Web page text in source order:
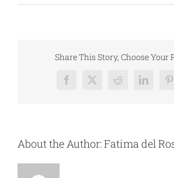
Share This Story, Choose Your
Facebook
X RedditLinkedIn
About the Author:Fatima del